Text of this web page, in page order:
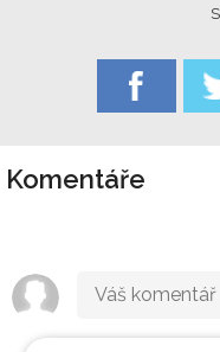
Komentáře